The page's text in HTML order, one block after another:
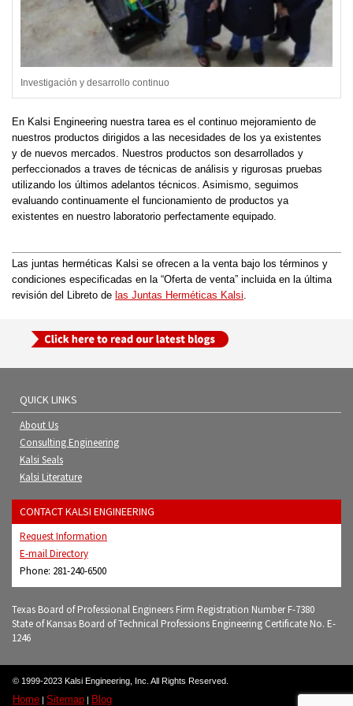
Investigación y desarrollo continuo
En Kalsi Engineering nuestra tarea es el continuo mejoramiento de
nuestros productos dirigidos a las necesidades de los ya existentes
y de nuevos mercados. Nuestros productos son desarrollados y
perfeccionados a traves de técnicas de análisis y rigurosas pruebas
utilizando los últimos adelantos técnicos. Asimismo, seguimos
evaluando continuamente el funcionamiento de productos ya
existentes en nuestro laboratorio perfectamente equipado.
Las juntas herméticas Kalsi se ofrecen a la venta bajo los términos y
condiciones especificadas en la “Oferta de venta” incluida en la última
revisión del Libreto de las Juntas Herméticas Kalsi.
QUICK LINKS
About Us
Consulting Engineering
Kalsi Seals
Kalsi Literature
CONTACT KALSI ENGINEERING
Request Information
E-mail Directory
Phone: 281-240-6500
Texas Board of Professional Engineers Firm Registration Number F-7380
State of Kansas Board of Technical Professions Engineering Certificate No. E-
1246
© 1999-2023 Kalsi Engineering, Inc. All Rights Reserved.
Home | Sitemap | Blog